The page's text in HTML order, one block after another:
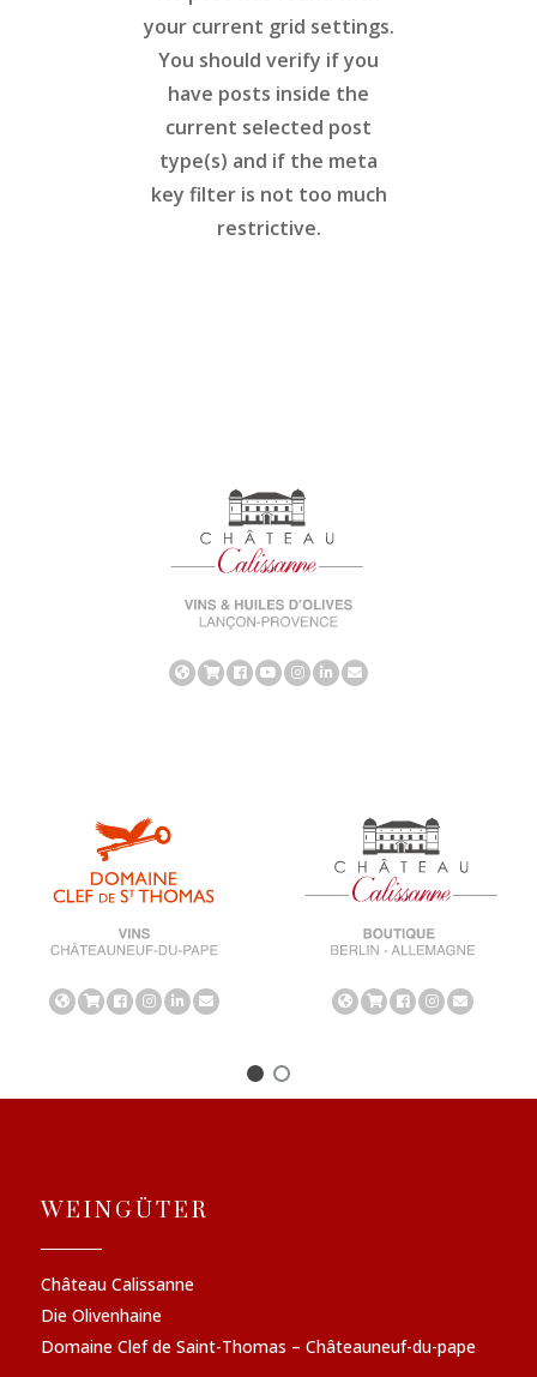
your current grid settings.
You should verify if you
have posts inside the
current selected post
type(s) and if the meta
key filter is not too much
restrictive.
WEINGÜTER
Château Calissanne
Die Olivenhaine
Domaine Clef de Saint-Thomas – Châteauneuf-du-pape